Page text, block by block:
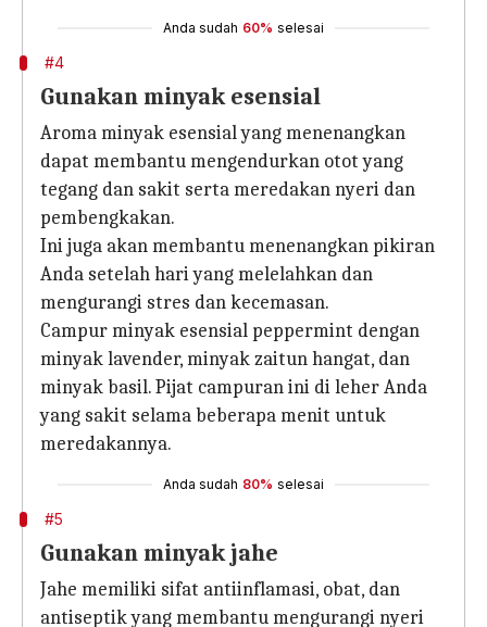
Anda sudah 60% selesai
#4
Gunakan minyak esensial
Aroma minyak esensial yang menenangkan
dapat membantu mengendurkan otot yang
tegang dan sakit serta meredakan nyeri dan
pembengkakan.
Ini juga akan membantu menenangkan pikiran
Anda setelah hari yang melelahkan dan
mengurangi stres dan kecemasan.
Campur minyak esensial peppermint dengan
minyak lavender, minyak zaitun hangat, dan
minyak basil. Pijat campuran ini di leher Anda
yang sakit selama beberapa menit untuk
meredakannya.
Anda sudah 80% selesai
#5
Gunakan minyak jahe
Jahe memiliki sifat antiinflamasi, obat, dan
antiseptik yang membantu mengurangi nyeri